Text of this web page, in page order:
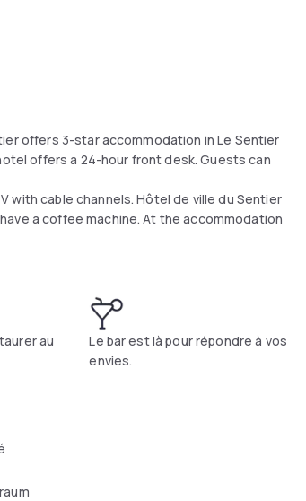
offers 3-star accommodation in Le Sentier
offers a 24-hour front desk. Guests can
with cable channels. Hôtel de ville du Sentier
a coffee machine. At the accommodation
au
Le bar est là pour répondre à vos
envies.